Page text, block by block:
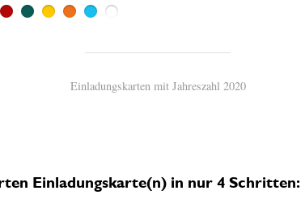
Einladungskarten mit Jahreszahl 2020
Einladungskarte(n) in nur 4 Schritten: